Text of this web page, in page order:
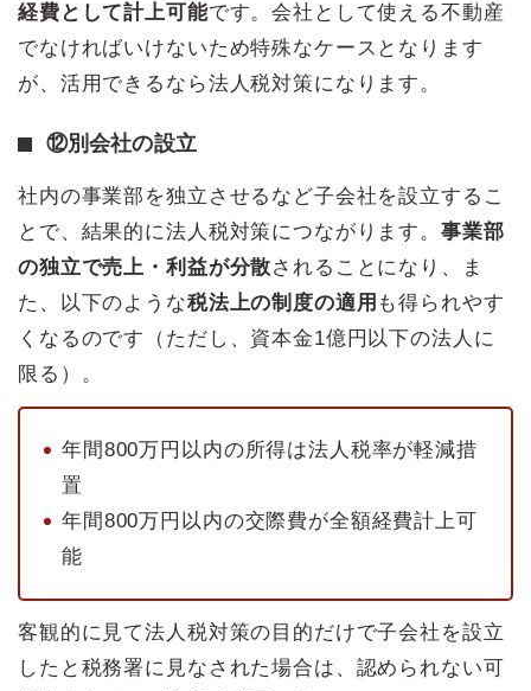
経費として計上可能です。会社として使える不動産
でなければいけないため特殊なケースとなります
が、活用できるなら法人税対策になります。
⑫別会社の設立
社内の事業部を独立させるなど子会社を設立するこ
とで、結果的に法人税対策につながります。 事業部
の独立で売上・利益が分散されることになり、ま
た、以下のような税法上の制度の適用 も得られやす
くなるのです（ただし、資本金1億円以下の法人に
限る）。
年間800万円以内の所得は法人税率が軽減措
置
年間800万円以内の交際費が全額経費計上可
能
客観的に見て法人税対策の目的だけで子会社を設立
したと税務署に見なされた場合は、認められない可